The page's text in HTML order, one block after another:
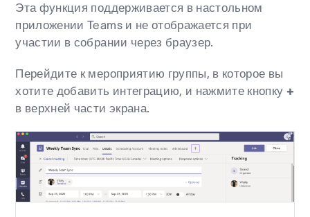
Эта функция поддерживается в настольном
приложении Teams и не отображается при
участии в собрании через браузер.
Перейдите к мероприятию группы, в которое вы
хотите добавить интеграцию, и нажмите кнопку +
в верхней части экрана.